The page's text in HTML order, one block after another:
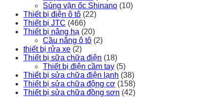
Súng vặn ốc Shinano (10)
Thiết bị điện ô tô (22)
Thiết bị JTC (466)
Thiết bị nâng hạ (20)
Cầu nâng ô tô (2)
thiết bị rửa xe (2)
Thiết bị sữa chữa điện (18)
Thiết bị điện cầm tay (5)
Thiết bị sửa chữa điện lạnh (38)
Thiết bị sửa chữa động cơ (158)
Thiết bị sửa chữa đồng sơn (42)